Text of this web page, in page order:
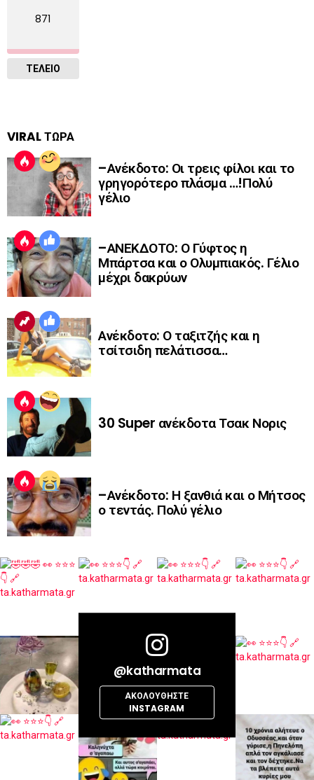
871
ΤΕΛΕΙΟ
VIRAL ΤΩΡΑ
–Ανέκδοτο: Οι τρεις φίλοι και το
γρηγορότερο πλάσμα …!Πολύ
γέλιο
–ΑΝΕΚΔΟΤΟ: Ο Γύφτος η
Μπάρτσα και ο Ολυμπιακός. Γέλιο
μέχρι δακρύων
Ανέκδοτο: Ο ταξιτζής και η
τσίτσιδη πελάτισσα…
30 Super ανέκδοτα Τσακ Νορις
–Ανέκδοτο: Η ξανθιά και ο Μήτσος
ο τεντάς. Πολύ γέλιο
@katharmata
ΑΚΟΛΟΥΘΉΣΤΕ
INSTAGRAM